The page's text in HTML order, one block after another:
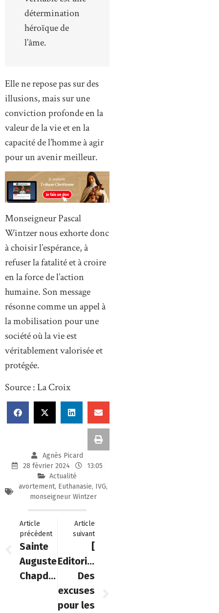
détermination
héroïque de
l’âme.
Elle ne repose pas sur des
illusions, mais sur une
conviction profonde en la
valeur de la vie et en la
capacité de l’homme à agir
pour un avenir meilleur.
Monseigneur Pascal
Wintzer nous exhorte donc
à choisir l’espérance, à
refuser la fatalité et à croire
en la force de l’action
humaine. Son message
résonne comme un appel à
la mobilisation pour une
société où la vie est
véritablement valorisée et
protégée.
Source : La Croix
Agnès Picard
28 février 2024
13:05
Actualité
avortement, Euthanasie, IVG,
monseigneur Wintzer
Article
précédent
Sainte
Auguste
Chapdelaine
Article
suivant
[
Editorial]
Des
excuses
pour les